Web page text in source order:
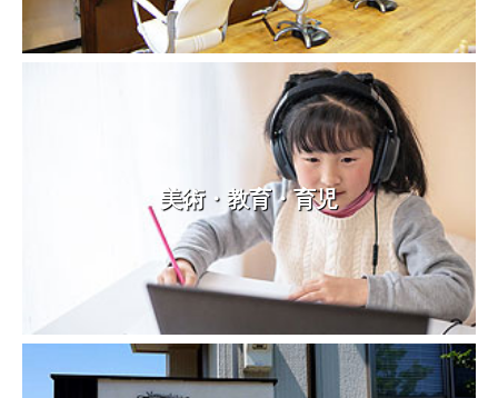
美術・教育・育児